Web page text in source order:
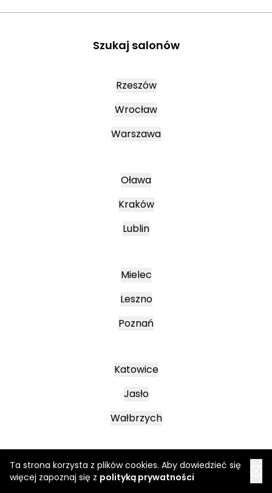
Ta strona korzysta z plików cookies. Aby dowiedzieć się
więcej zapoznaj się z polityką prywatności
Szukaj salonów
Rzeszów
Wrocław
Warszawa
Oława
Kraków
Lublin
Mielec
Leszno
Poznań
Katowice
Jasło
Wałbrzych